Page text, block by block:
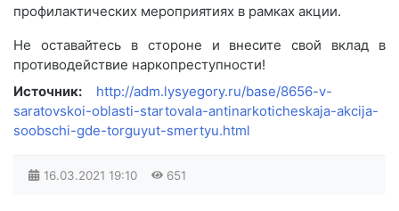
профилактических мероприятиях в рамках акции.
Не оставайтесь в стороне и внесите свой вклад в
противодействие наркопреступности!
Источник:
http://adm.lysyegory.ru/base/8656-v-
saratovskoi-oblasti-startovala-antinarkoticheskaja-akcija-
soobschi-gde-torguyut-smertyu.html
16.03.2021 19:10 651